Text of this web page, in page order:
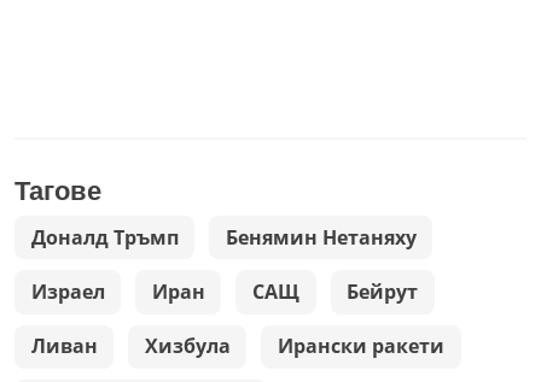
Тагове
Доналд Тръмп Бенямин Нетаняху
Израел Иран САЩ Бейрут
Ливан Хизбула Ирански ракети